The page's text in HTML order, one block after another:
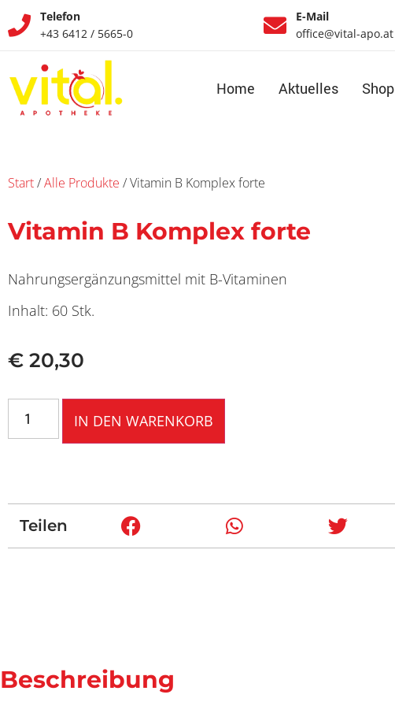
Telefon
+43 6412 / 5665-0
E-Mail
office@vital-apo.at
Home Aktuelles Shop
Start/Alle Produkte / Vitamin B Komplex forte
Vitamin B Komplex forte
Nahrungsergänzungsmittel mit B-Vitaminen
Inhalt: 60 Stk.
€ 20,30
IN DEN WARENKORB
Teilen
Beschreibung